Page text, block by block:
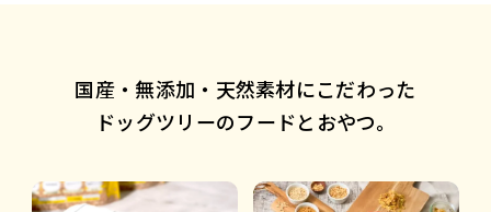
国産・無添加・天然素材にこだわった
ドッグツリーのフードとおやつ。